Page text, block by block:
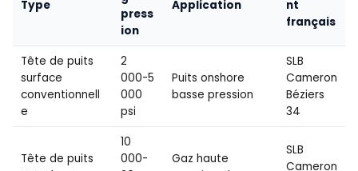
Type
press
ion
Application
nt
français
Tête de puits
surface
conventionnell
e
2
000-5
000
psi
Puits onshore
basse pression
SLB
Cameron
Béziers
34
Tête de puits
10
000-
Gaz haute
SLB
Cameron